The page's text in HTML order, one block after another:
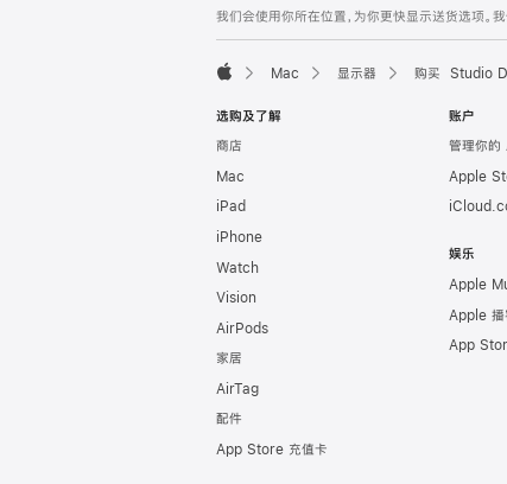
我们会使用你所在位置，为你更快显示送货选项。
Mac 显示器 购买 Studio
选购及了解
商店
Mac
iPad
iPhone
Watch
Vision
AirPods
家居
AirTag
配件
App Store 充值卡
账户
管理你的
Apple
娱乐
Apple
Apple 播
App